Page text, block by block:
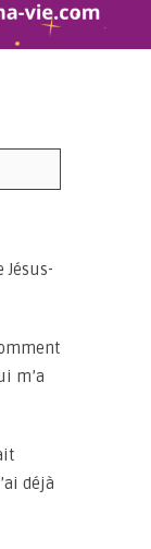
m’a
déjà